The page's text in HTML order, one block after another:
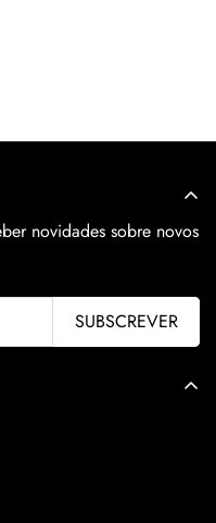
novidades sobre novos
SUBSCREVER